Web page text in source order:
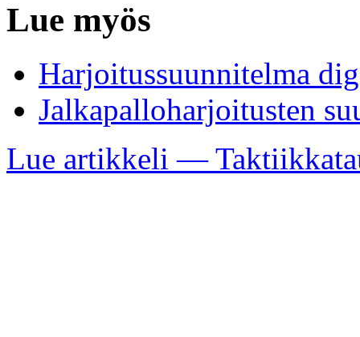
Lue myös
Harjoitussuunnitelma
Jalkapalloharjoitusten
Lue artikkeli —